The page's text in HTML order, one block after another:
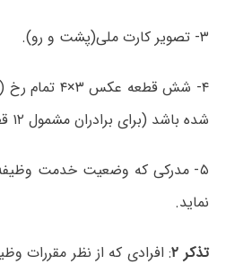
۳- تصویر کارت ملی(پشت و رو).
۴- شش قطعه
شده باشد (برای برادران مشمول ۱۲ قطعه).
۵- مدرکی که وضعیت خدمت
نماید.
تذکر ۲ : افرادی که از نظر مقررات